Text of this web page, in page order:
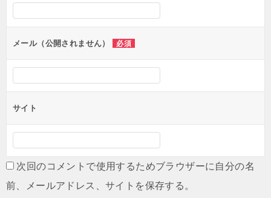
メール（公開されません） 必須
サイト
次回のコメントで使用するためブラウザーに自分の名
前、メールアドレス、サイトを保存する。